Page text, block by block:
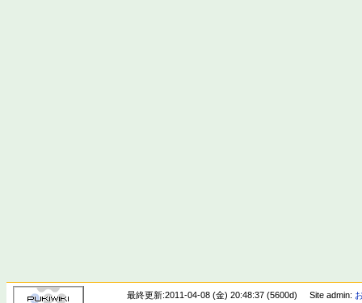
最終更新:2011-04-08 (金) 20:48:37 (5600d) Site admin: